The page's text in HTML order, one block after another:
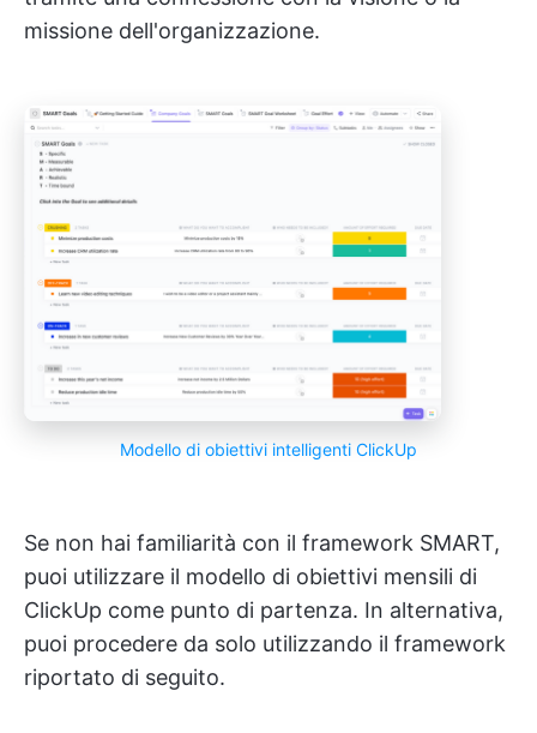
missione dell'organizzazione.
Modello di obiettivi intelligenti ClickUp
Se non hai familiarità con il framework SMART,
puoi utilizzare il modello di obiettivi mensili di
ClickUp come punto di partenza. In alternativa,
puoi procedere da solo utilizzando il framework
riportato di seguito.